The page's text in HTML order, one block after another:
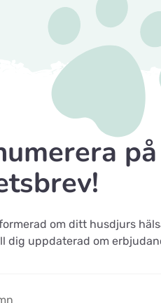
om ditt husdjurs
dig uppdaterad om